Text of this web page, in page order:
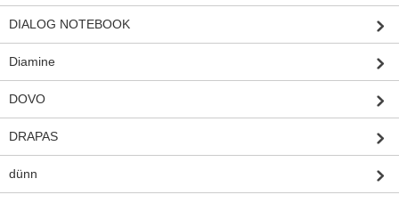
DIALOG NOTEBOOK
Diamine
DOVO
DRAPAS
dünn